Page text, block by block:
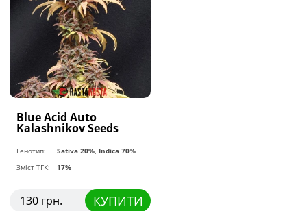
Blue Acid Auto
Kalashnikov Seeds
Генотип:
Sativa 20%, Indica 70%
Зміст ТГК:
17%
130 грн. КУПИТИ